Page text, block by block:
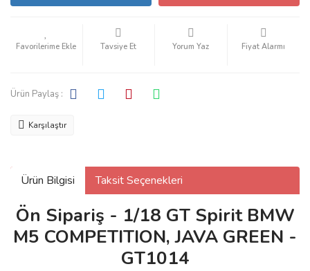
Tavsiye Et Yorum Yaz Fiyat Alarmı
Ürün Paylaş :
Karşılaştır
Ürün Bilgisi Taksit Seçenekleri
Ön Sipariş - 1/18 GT Spirit BMW
M5 COMPETITION, JAVA GREEN -
GT1014